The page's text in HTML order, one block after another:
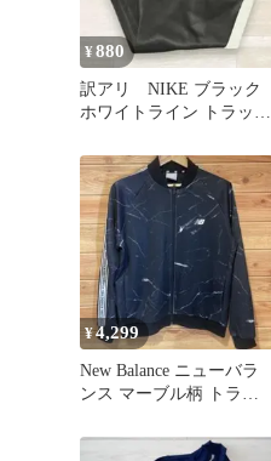
¥880
訳アリ NIKE ブラック
ホワイトライン トラック
¥4,299
New Balance ニューバラ
ンス マーブル柄 トラッ